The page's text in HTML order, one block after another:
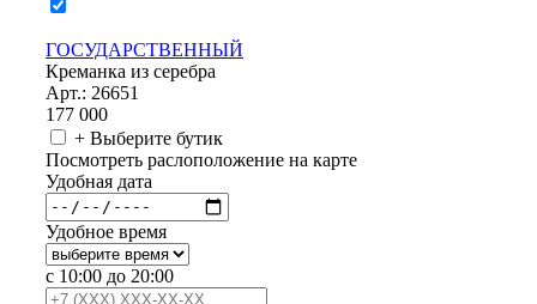
ГОСУДАРСТВЕННЫЙ
Креманка из серебра
Арт.: 26651
177 000
+ Выберите бутик
Посмотреть раслоположение на карте
Удобная дата
Удобное время
с 10:00 до 20:00